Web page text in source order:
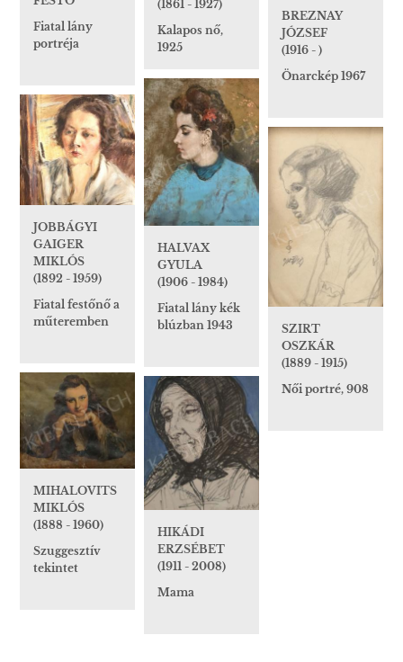
(1861 - 1927)
Kalapos nő,
1925
BREZNAY
JÓZSEF
(1916 - )
Önarckép 1967
Fiatal lány
portréja
HALVAX
GYULA
(1906 - 1984)
Fiatal lány kék
blúzban 1943
JOBBÁGYI
GAIGER
MIKLÓS
(1892 - 1959)
Fiatal festőnő a
műteremben
SZIRT
OSZKÁR
(1889 - 1915)
Női portré, 908
MIHALOVITS
MIKLÓS
(1888 - 1960)
Szuggesztív
tekintet
HIKÁDI
ERZSÉBET
(1911 - 2008)
Mama